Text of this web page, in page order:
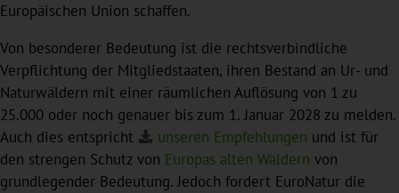
Europäischen Union schaffen.
Von besonderer Bedeutung ist die rechtsverbindliche
Verpflichtung der Mitgliedstaaten, ihren Bestand an Ur- und
Naturwäldern mit einer räumlichen Auflösung von 1 zu
25.000 oder noch genauer bis zum 1. Januar 2028 zu melden.
Auch dies entspricht
unseren Empfehlungen und ist für
den strengen Schutz von Europas alten Wäldern von
grundlegender Bedeutung. Jedoch fordert EuroNatur die